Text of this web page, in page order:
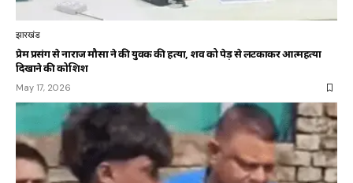
झारखंड
प्रेम प्रसंग से नाराज मौसा ने की युवक की हत्या, शव को पेड़ से लटकाकर आत्महत्या
दिखाने की कोशिश
May 17, 2026